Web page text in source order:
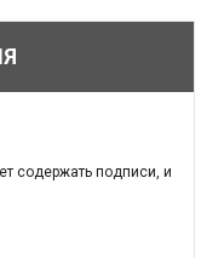
содержать подписи, и